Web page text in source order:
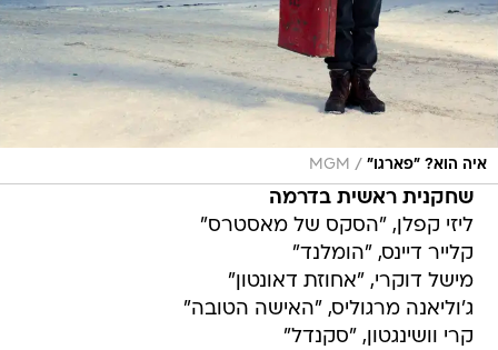
איה הוא? "פארגו" /
MGM
שחקנית ראשית בדרמה
ליזי קפלן, "הסקס של מאסטרס"
קלייר דיינס, "הומלנד"
מישל דוקרי, "אחוזת דאונטון"
ג'וליאנה מרגוליס, "האישה הטובה"
קרי וושינגטון, "סקנדל"